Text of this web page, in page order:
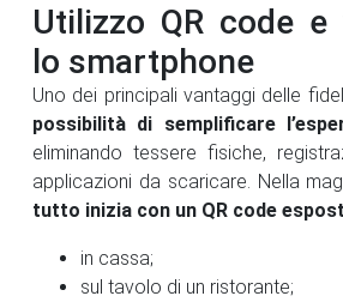
Utilizzo QR code
lo smartphone
Uno dei principali vantaggi delle
possibilità di semplificare
eliminando tessere fisiche,
applicazioni da scaricare. Nella
tutto inizia con un QR code
in cassa;
sul tavolo di un ristorante;